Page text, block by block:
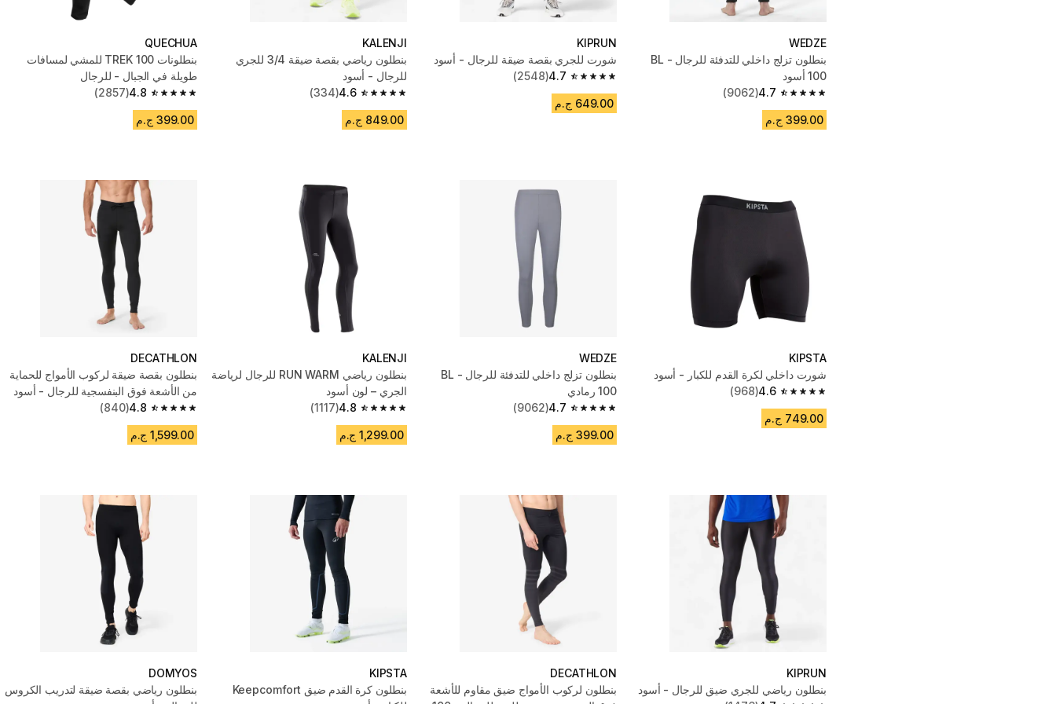
WEDZE
بنطلون تزلج داخلي للتدفئة للرجال - BL
100 أسود
4.7
4.7 out of 5 stars from 9062 reviews
(9062)
399.00 ج.م
KIPRUN
شورت للجري بقصة ضيقة للرجال - أسود
4.7
4.7 out of 5 stars from 2548 reviews
(2548)
649.00 ج.م
KALENJI
بنطلون رياضي بقصة ضيقة 3/4 للجري
للرجال - أسود
4.6
4.6 out of 5 stars from 334 reviews
(334)
849.00 ج.م
QUECHUA
بنطلونات TREK 100 للمشي لمسافات
طويلة في الجبال - للرجال
4.8
4.8 out of 5 stars from 2857 reviews
(2857)
399.00 ج.م
KIPSTA
شورت داخلي لكرة القدم للكبار - أسود
4.6
4.6 out of 5 stars from 968 reviews
(968)
749.00 ج.م
WEDZE
بنطلون تزلج داخلي للتدفئة للرجال - BL
100 رمادي
4.7
4.7 out of 5 stars from 9062 reviews
(9062)
399.00 ج.م
KALENJI
بنطلون رياضي RUN WARM للرجال لرياضة
الجري – لون أسود
4.8
4.8 out of 5 stars from 1117 reviews
(1117)
1,299.00 ج.م
DECATHLON
بنطلون بقصة ضيقة لركوب الأمواج للحماية
من الأشعة فوق البنفسجية للرجال - أسود
4.8
4.8 out of 5 stars from 840 reviews
(840)
1,599.00 ج.م
KIPRUN
بنطلون رياضي للجري ضيق للرجال - أسود
DECATHLON
بنطلون لركوب الأمواج ضيق مقاوم للأشعة
KIPSTA
بنطلون كرة القدم ضيق Keepcomfort
DOMYOS
بنطلون رياضي بقصة ضيقة لتدريب الكروس